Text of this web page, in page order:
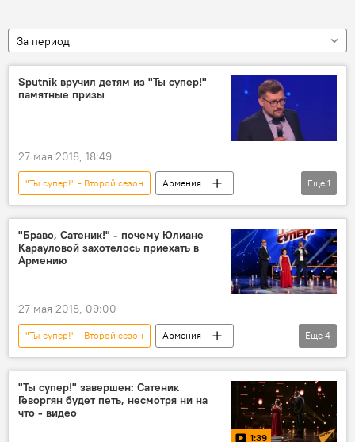
За период
Sputnik вручил детям из "Ты супер!"
памятные призы
27 мая 2018, 18:49
"Ты супер!" - Второй сезон
Армения
Общество
Еще 1
"Браво, Сатеник!" - почему Юлиане
Карауловой захотелось приехать в
Армению
27 мая 2018, 09:00
"Ты супер!" - Второй сезон
Армения
Общество
В мире
Россия
Культура
Еще 4
"Ты супер!" завершен: Сатеник
Геворгян будет петь, несмотря ни на
что - видео
1:39